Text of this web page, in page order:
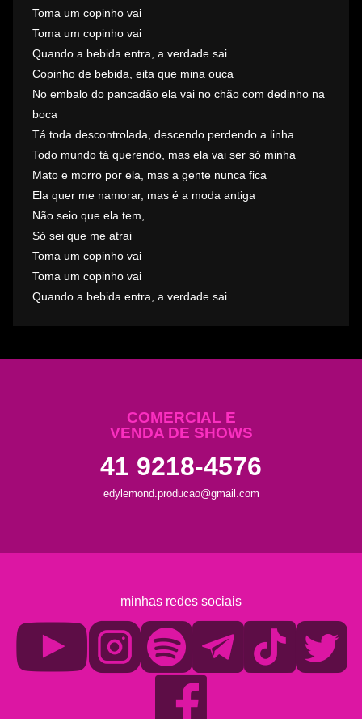
Toma um copinho vai
Toma um copinho vai
Quando a bebida entra, a verdade sai
Copinho de bebida, eita que mina ouca
No embalo do pancadão ela vai no chão com dedinho na
boca
Tá toda descontrolada, descendo perdendo a linha
Todo mundo tá querendo, mas ela vai ser só minha
Mato e morro por ela, mas a gente nunca fica
Ela quer me namorar, mas é a moda antiga
Não seio que ela tem,
Só sei que me atrai
Toma um copinho vai
Toma um copinho vai
Quando a bebida entra, a verdade sai
COMERCIAL E
VENDA DE SHOWS
41 9218-4576
edylemond.producao@gmail.com
minhas redes sociais